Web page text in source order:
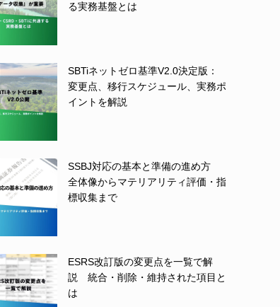
る実務基盤とは
SBTiネットゼロ基準V2.0決定版：
変更点、移行スケジュール、実務ポ
イントを解説
SSBJ対応の基本と準備の進め方
全体像からマテリアリティ評価・指
標収集まで
ESRS改訂版の変更点を一覧で解
説 統合・削除・維持された項目と
は